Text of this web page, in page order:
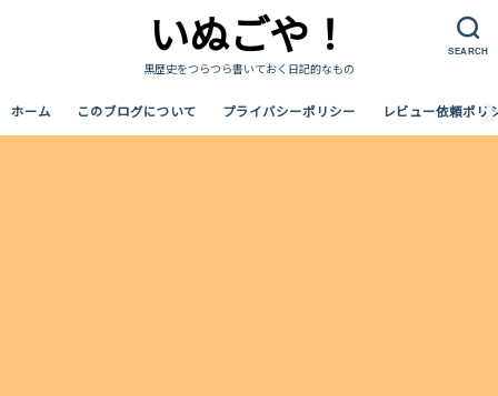
SEARCH
いぬごや！
黒歴史をつらつら書いておく日記的なもの
ホーム このブログについて プライバシーポリシー レビュー依頼ポリ